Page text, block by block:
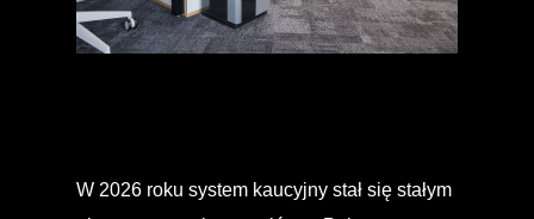
W 2026 roku system kaucyjny stał się stałym